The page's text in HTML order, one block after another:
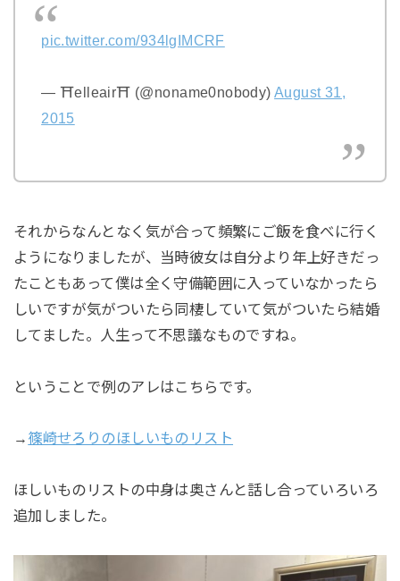
pic.twitter.com/934lgIMCRF
— ⛩elleair⛩ (@noname0nobody)August 31,
2015
それからなんとなく気が合って頻繁にご飯を食べに行く
ようになりましたが、当時彼女は自分より年上好きだっ
たこともあって僕は全く守備範囲に入っていなかったら
しいですが気がついたら同棲していて気がついたら結婚
してました。人生って不思議なものですね。
ということで例のアレはこちらです。
→ 篠崎せろりのほしいものリスト
ほしいものリストの中身は奥さんと話し合っていろいろ
追加しました。